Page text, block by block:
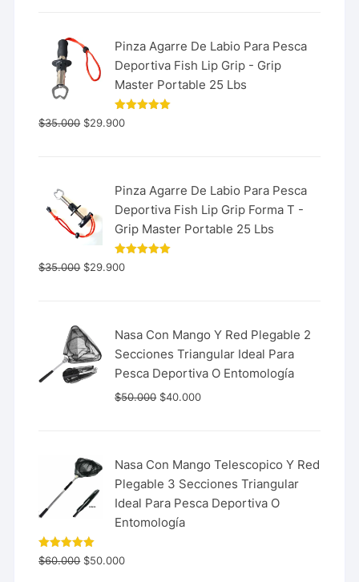
Pinza Agarre De Labio Para Pesca
Deportiva Fish Lip Grip - Grip
Master Portable 25 Lbs
Valorado
con
$35.000 $29.900
Pinza Agarre De Labio Para Pesca
Deportiva Fish Lip Grip Forma T -
Grip Master Portable 25 Lbs
Valorado
con
$35.000 $29.900
Nasa Con Mango Y Red Plegable 2
Secciones Triangular Ideal Para
Pesca Deportiva O Entomología
$50.000 $40.000
Nasa Con Mango Telescopico Y Red
Plegable 3 Secciones Triangular
Ideal Para Pesca Deportiva O
Entomología
Valorado
con 5.00
$60.000 $50.000